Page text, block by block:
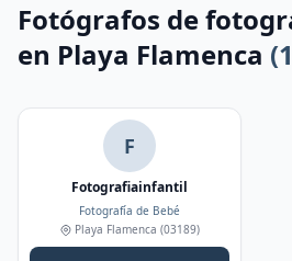
Fotógrafos de
en Playa Flamenca
F
Fotografiainfantil
Fotografía de Bebé
Playa Flamenca (03189)